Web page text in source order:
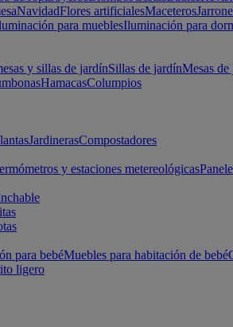
NavidadFlores artificialesMaceteros
para mueblesIluminación para
y sillas de jardínSillas de jardínMesas de
HamacasColumpios
JardinerasCompostadores
y estaciones metereológicas
para bebéMuebles para habitación de bebé
ligero